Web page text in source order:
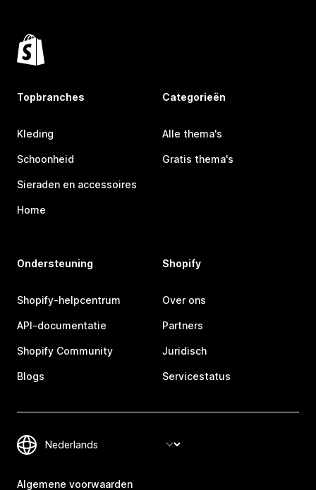
Topbranches
Kleding
Schoonheid
Sieraden en accessoires
Home
Categorieën
Alle thema's
Gratis thema's
Ondersteuning
Shopify-helpcentrum
API-documentatie
Shopify Community
Blogs
Shopify
Over ons
Partners
Juridisch
Servicestatus
Algemene voorwaarden